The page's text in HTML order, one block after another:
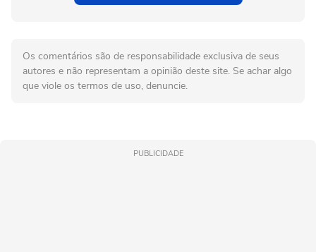
Os comentários são de responsabilidade exclusiva de seus
autores e não representam a opinião deste site. Se achar algo
que viole os termos de uso, denuncie.
PUBLICIDADE